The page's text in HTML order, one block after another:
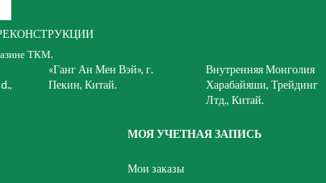
ТКМ.
«Ганг Ан Мен Вэй», г.
Пекин, Китай.
Внутренняя Монголия
Харабайяши, Трейдинг
Лтд., Китай.
МОЯ УЧЕТНАЯ ЗАПИСЬ
Мои заказы